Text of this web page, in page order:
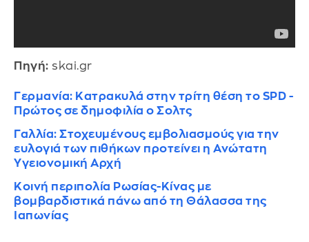
Πηγή: skai.gr
Γερμανία: Κατρακυλά στην τρίτη θέση το SPD -
Πρώτος σε δημοφιλία ο Σολτς
Γαλλία: Στοχευμένους εμβολιασμούς για την
ευλογιά των πιθήκων προτείνει η Ανώτατη
Υγειονομική Αρχή
Κοινή περιπολία Ρωσίας-Κίνας με
βομβαρδιστικά πάνω από τη Θάλασσα της
Ιαπωνίας